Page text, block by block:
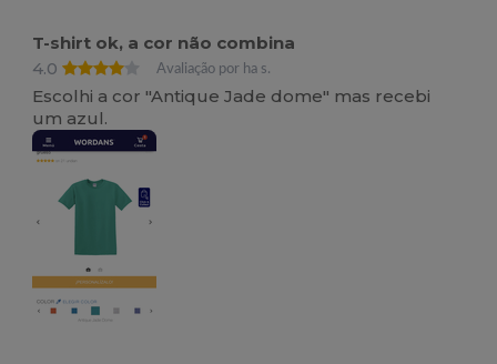
T-shirt ok, a cor não combina
4.0
Avaliação por ha s.
Escolhi a cor "Antique Jade dome" mas recebi
um azul.